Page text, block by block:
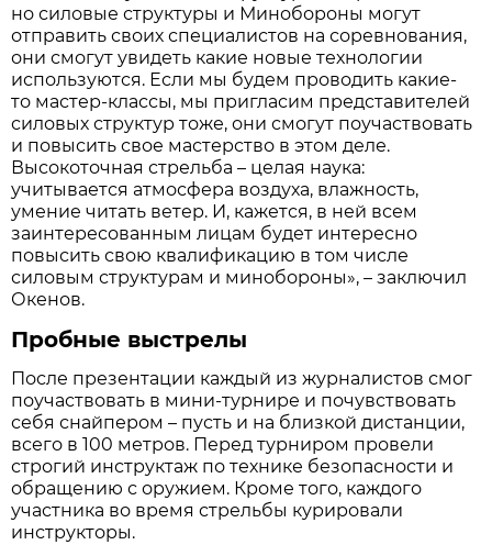
но силовые структуры и Минобороны могут
отправить своих специалистов на соревнования,
они смогут увидеть какие новые технологии
используются. Если мы будем проводить какие-
то мастер-классы, мы пригласим представителей
силовых структур тоже, они смогут поучаствовать
и повысить свое мастерство в этом деле.
Высокоточная стрельба – целая наука:
учитывается атмосфера воздуха, влажность,
умение читать ветер. И, кажется, в ней всем
заинтересованным лицам будет интересно
повысить свою квалификацию в том числе
силовым структурам и минобороны», – заключил
Окенов.
Пробные выстрелы
После презентации каждый из журналистов смог
поучаствовать в мини-турнире и почувствовать
себя снайпером – пусть и на близкой дистанции,
всего в 100 метров. Перед турниром провели
строгий инструктаж по технике безопасности и
обращению с оружием. Кроме того, каждого
участника во время стрельбы курировали
инструкторы.